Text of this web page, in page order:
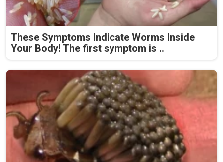
These Symptoms Indicate Worms Inside
Your Body! The first symptom is ..